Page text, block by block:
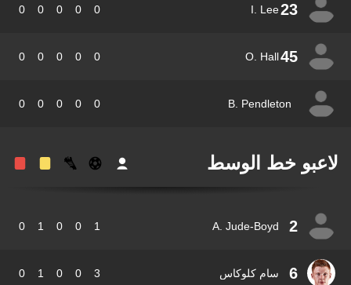
23
I. Lee
0
0
0
0
45
O. Hall
0
0
0
0
B. Pendleton
0
0
0
0
خط الوسط
2
A. Jude-Boyd
0
1
6 سام كلوكاس 0
1